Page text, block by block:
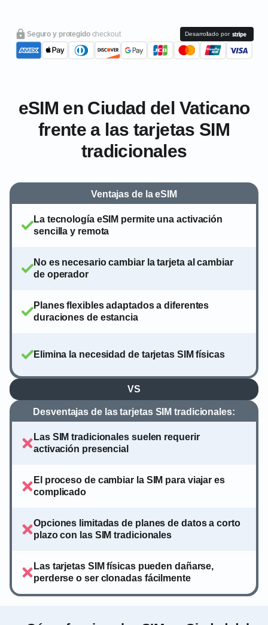
Seguro y protegido checkout Desarrollado por
eSIM en Ciudad del Vaticano
frente a las tarjetas SIM
tradicionales
Ventajas de la eSIM
La tecnología eSIM permite una activación
sencilla y remota
No es necesario cambiar la tarjeta al cambiar
de operador
Planes flexibles adaptados a diferentes
duraciones de estancia
Elimina la necesidad de tarjetas SIM físicas
VS
Desventajas de las tarjetas SIM tradicionales:
Las SIM tradicionales suelen requerir
activación presencial
El proceso de cambiar la SIM para viajar es
complicado
Opciones limitadas de planes de datos a corto
plazo con las SIM tradicionales
Las tarjetas SIM físicas pueden dañarse,
perderse o ser clonadas fácilmente